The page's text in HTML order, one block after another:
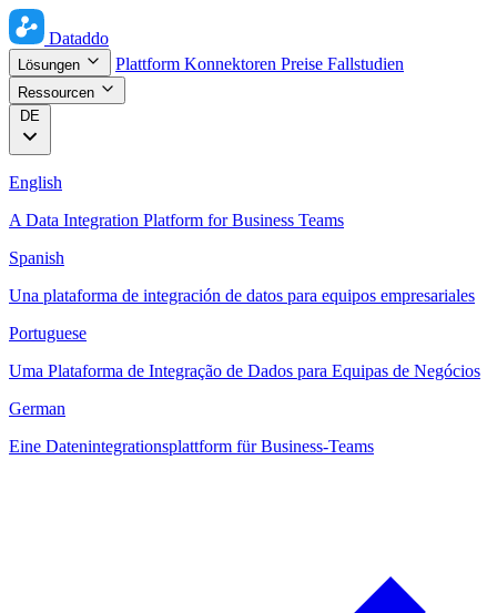
Dataddo
Lösungen Plattform Konnektoren Preise Fallstudien
Ressourcen
DE
English
A Data Integration Platform for Business Teams
Spanish
Una plataforma de integración de datos para equipos empresariales
Portuguese
Uma Plataforma de Integração de Dados para Equipas de Negócios
German
Eine Datenintegrationsplattform für Business-Teams